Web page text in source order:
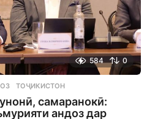
584 0
,ТОҶИКИСТОН
самаранокӣ:
андоз дар